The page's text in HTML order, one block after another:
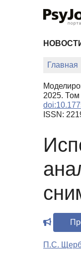
Главная
2025.
ISSN:
П.С.